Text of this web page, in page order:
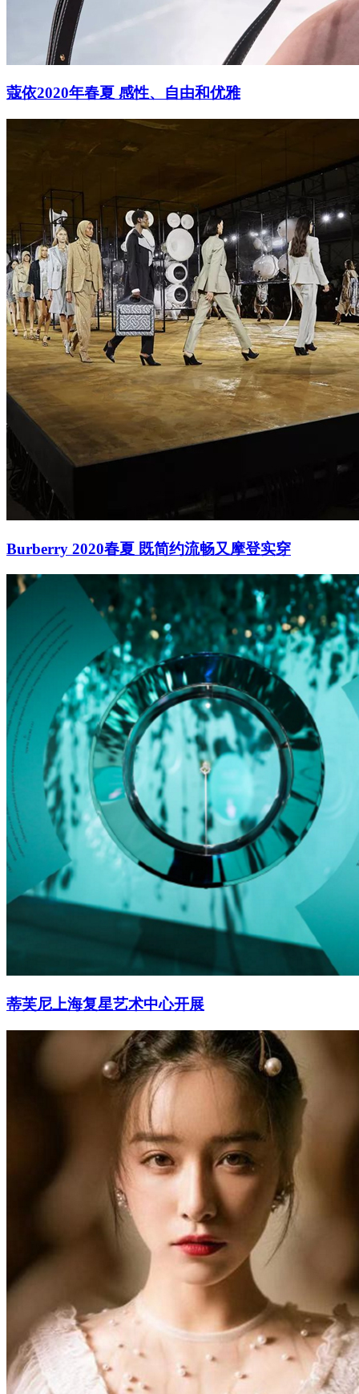
蔻依2020年春夏 感性、自由和优雅
Burberry 2020春夏 既简约流畅又摩登实穿
蒂芙尼上海复星艺术中心开展